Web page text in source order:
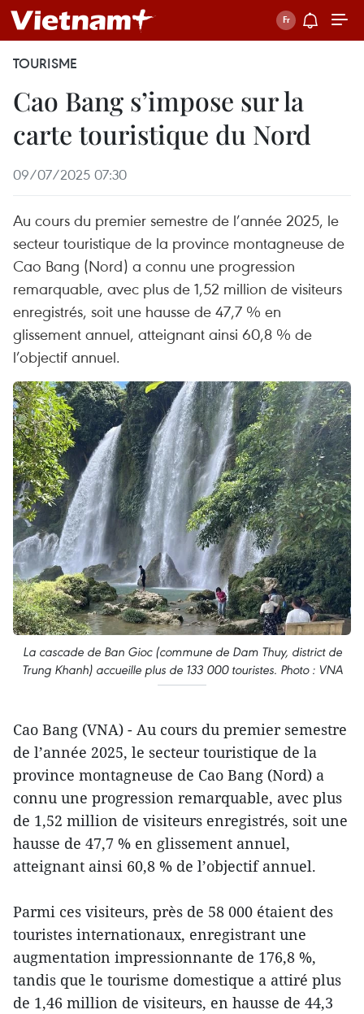
TOURISME
Cao Bang s’impose sur la
carte touristique du Nord
09/07/2025 07:30
Au cours du premier semestre de l’année 2025, le
secteur touristique de la province montagneuse de
Cao Bang (Nord) a connu une progression
remarquable, avec plus de 1,52 million de visiteurs
enregistrés, soit une hausse de 47,7 % en
glissement annuel, atteignant ainsi 60,8 % de
l’objectif annuel.
La cascade de Ban Gioc (commune de Dam Thuy, district de
Trung Khanh) accueille plus de 133 000 touristes. Photo : VNA
Cao Bang (VNA) - Au cours du premier semestre
de l’année 2025, le secteur touristique de la
province montagneuse de Cao Bang (Nord) a
connu une progression remarquable, avec plus
de 1,52 million de visiteurs enregistrés, soit une
hausse de 47,7 % en glissement annuel,
atteignant ainsi 60,8 % de l’objectif annuel.
Parmi ces visiteurs, près de 58 000 étaient des
touristes internationaux, enregistrant une
augmentation impressionnante de 176,8 %,
tandis que le tourisme domestique a attiré plus
de 1,46 million de visiteurs, en hausse de 44,3